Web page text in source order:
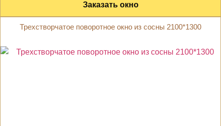
Заказать окно
Трехстворчатое поворотное окно из сосны 2100*1300